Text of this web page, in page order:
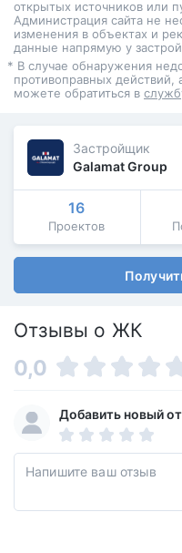
открытых источников или
Администрация сайта не
изменения в объектах и
данные напрямую у
* В случае обнаружения
противоправных
можете обратиться в
Застройщик
Galamat Group
16
Проектов
Отзывы о ЖК
0,0
Добавить новый